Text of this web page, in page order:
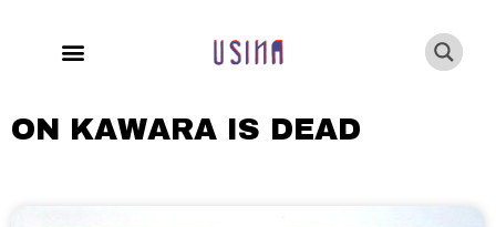
ON KAWARA IS DEAD